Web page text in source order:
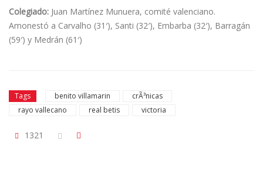
Colegiado: Juan Martínez Munuera, comité valenciano.
Amonestó a Carvalho (31′), Santi (32′), Embarba (32′), Barragán
(59′) y Medrán (61′)
Tags benito villamarin
crÃ³nicas
rayo vallecano
real betis victoria
1321